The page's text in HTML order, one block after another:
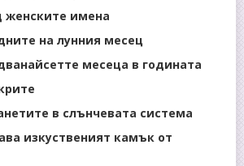
женските имена
на лунния месец
месеца в годината
в слънчевата система
изкуственият камък от